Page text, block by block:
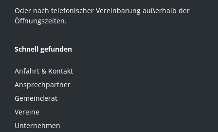
Oder nach telefonischer Vereinbarung außerhalb der
Öffnungszeiten.
Schnell gefunden
Anfahrt & Kontakt
Ansprechpartner
Gemeinderat
Vereine
Unternehmen